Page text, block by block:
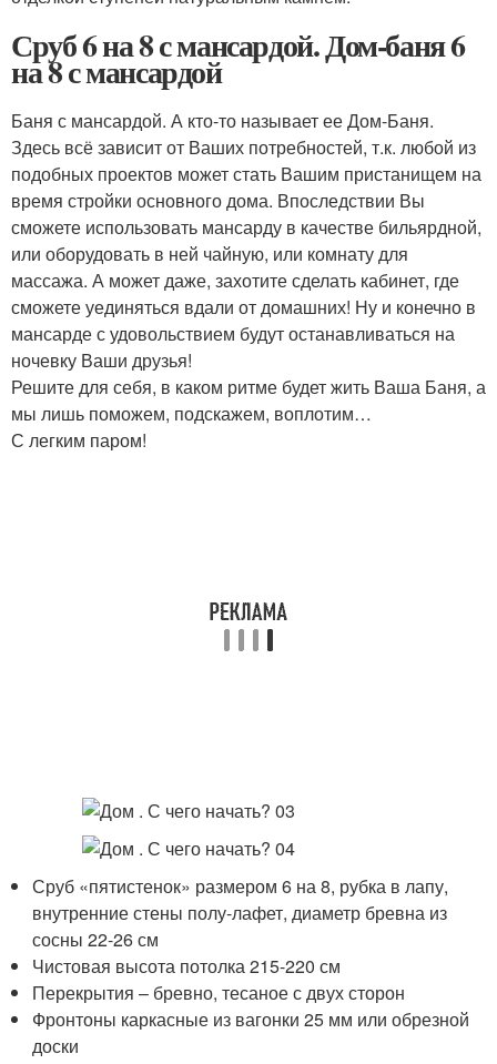
Сруб 6 на 8 с мансардой. Дом-баня 6
на 8 с мансардой
Баня с мансардой. А кто-то называет ее Дом-Баня.
Здесь всё зависит от Ваших потребностей, т.к. любой из
подобных проектов может стать Вашим пристанищем на
время стройки основного дома. Впоследствии Вы
сможете использовать мансарду в качестве бильярдной,
или оборудовать в ней чайную, или комнату для
массажа. А может даже, захотите сделать кабинет, где
сможете уединяться вдали от домашних! Ну и конечно в
мансарде с удовольствием будут останавливаться на
ночевку Ваши друзья!
Решите для себя, в каком ритме будет жить Ваша Баня, а
мы лишь поможем, подскажем, воплотим…
С легким паром!
Сруб «пятистенок» размером 6 на 8, рубка в лапу,
внутренние стены полу-лафет, диаметр бревна из
сосны 22-26 см
Чистовая высота потолка 215-220 см
Перекрытия – бревно, тесаное с двух сторон
Фронтоны каркасные из вагонки 25 мм или обрезной
доски